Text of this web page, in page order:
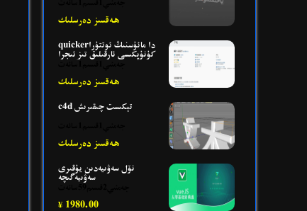
ھەقسىز دەرسلىك
quickerدا مائۇسنىڭ ئوتتۇرا
كۇنۇپكىسى ئارقىلىق تىز ئىجرا
قىلىش
ھەقسىز دەرسلىك
c4d تېكىست چىقىرىش
ھەقسىز دەرسلىك
نۆل سەۋىيەدىن يۇقىرى
سەۋىيەگىچە
¥ 1980.00